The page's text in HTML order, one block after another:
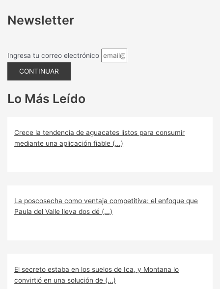
Newsletter
Ingresa tu correo electrónico
CONTINUAR
Lo Más Leído
Crece la tendencia de aguacates listos para consumir
mediante una aplicación fiable (...)
La poscosecha como ventaja competitiva: el enfoque que
Paula del Valle lleva dos dé (...)
El secreto estaba en los suelos de Ica, y Montana lo
convirtió en una solución de (...)